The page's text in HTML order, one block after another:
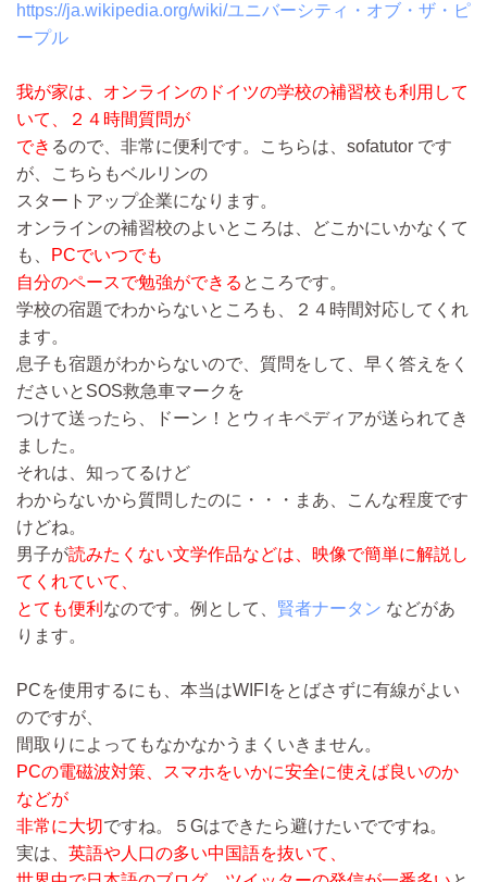
https://ja.wikipedia.org/wiki/ユニバーシティ・オブ・ザ・ピ
ープル
我が家は、オンラインのドイツの学校の補習校も利用して
いて、２４時間質問が
でき るので、非常に便利です。こちらは、sofatutor です
が、こちらもベルリンの
スタートアップ企業になります。
オンラインの補習校のよいところは、どこかにいかなくて
も、
PCでいつでも
自分のペースで勉強ができる ところです。
学校の宿題でわからないところも、２４時間対応してくれ
ます。
息子も宿題がわからないので、質問をして、早く答えをく
ださいとSOS救急車マークを
つけて送ったら、ドーン！とウィキペディアが送られてき
ました。
それは、知ってるけど
わからないから質問したのに・・・まあ、こんな程度です
けどね。
男子が読みたくない文学作品などは、映像で簡単に解説し
てくれていて、
とても便利 なのです。例として、 賢者ナータン などがあ
ります。
PCを使用するにも、本当はWIFIをとばさずに有線がよい
のですが、
間取りによってもなかなかうまくいきません。
PCの電磁波対策、スマホをいかに安全に使えば良いのか
などが
非常に大切ですね。５Gはできたら避けたいでですね。
実は、 英語や人口の多い中国語を抜いて、